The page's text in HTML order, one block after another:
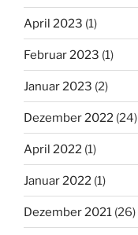
April 2023 (1)
Februar 2023 (1)
Januar 2023 (2)
Dezember 2022 (24)
April 2022 (1)
Januar 2022 (1)
Dezember 2021 (26)